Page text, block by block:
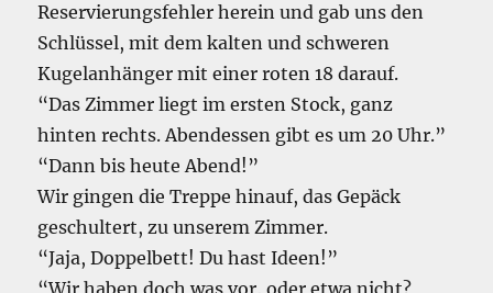
Reservierungsfehler herein und gab uns den
Schlüssel, mit dem kalten und schweren
Kugelanhänger mit einer roten 18 darauf.
“Das Zimmer liegt im ersten Stock, ganz
hinten rechts. Abendessen gibt es um 20 Uhr.”
“Dann bis heute Abend!”
Wir gingen die Treppe hinauf, das Gepäck
geschultert, zu unserem Zimmer.
“Jaja, Doppelbett! Du hast Ideen!”